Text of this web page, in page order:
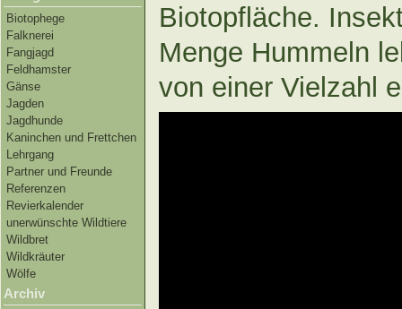
Biotophege
Falknerei
Fangjagd
Feldhamster
Gänse
Jagden
Jagdhunde
Kaninchen und Frettchen
Lehrgang
Partner und Freunde
Referenzen
Revierkalender
unerwünschte Wildtiere
Wildbret
Wildkräuter
Wölfe
Archiv
Biotopfläche.
Menge Hummeln
von einer Vielzahl